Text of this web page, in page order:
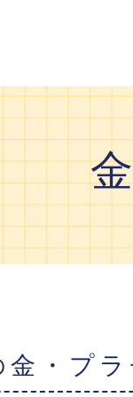
金・プ